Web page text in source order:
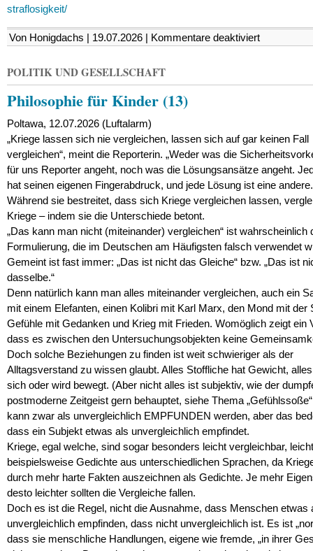
straflosigkeit/
Von Honigdachs | 19.07.2026 | Kommentare deaktiviertfür
20
Tür
POLITIK UND GESELLSCHAFT
Philosophie für Kinder (13)
Poltawa, 12.07.2026 (Luftalarm)
„Kriege lassen sich nie vergleichen, lassen sich auf gar keinen Fall
vergleichen“, meint die Reporterin. „Weder was die
für uns Reporter angeht, noch was die Lösungsansätze angeht.
hat seinen eigenen Fingerabdruck, und jede Lösung ist eine
Während sie bestreitet, dass sich Kriege vergleichen lassen,
Kriege – indem sie die Unterschiede betont.
„Das kann man nicht (miteinander) vergleichen“ ist wahrscheinlich
Formulierung, die im Deutschen am Häufigsten falsch verwendet
Gemeint ist fast immer: „Das ist nicht das Gleiche“ bzw. „Das ist
dasselbe.“
Denn natürlich kann man alles miteinander vergleichen, auch ein
mit einem Elefanten, einen Kolibri mit Karl Marx, den Mond mit der
Gefühle mit Gedanken und Krieg mit Frieden. Womöglich zeigt ein
dass es zwischen den Untersuchungsobjekten keine
Doch solche Beziehungen zu finden ist weit schwieriger als der
Alltagsverstand zu wissen glaubt. Alles Stoffliche hat Gewicht,
sich oder wird bewegt. (Aber nicht alles ist subjektiv, wie der
postmoderne Zeitgeist gern behauptet, siehe Thema
kann zwar als unvergleichlich EMPFUNDEN werden, aber das
dass ein Subjekt etwas als unvergleichlich empfindet.
Kriege, egal welche, sind sogar besonders leicht vergleichbar,
beispielsweise Gedichte aus unterschiedlichen Sprachen, da
durch mehr harte Fakten auszeichnen als Gedichte. Je mehr
desto leichter sollten die Vergleiche fallen.
Doch es ist die Regel, nicht die Ausnahme, dass Menschen etwas
unvergleichlich empfinden, dass nicht unvergleichlich ist. Es ist
dass sie menschliche Handlungen, eigene wie fremde, „in ihrer